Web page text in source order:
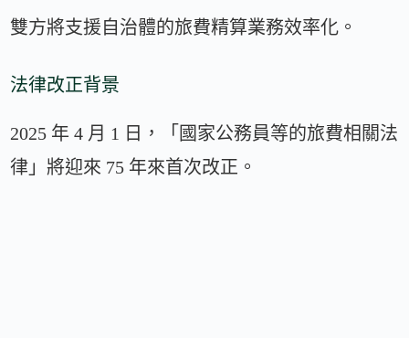
雙方將支援自治體的旅費精算業務效率化。
法律改正背景
2025 年 4 月 1 日，「國家公務員等的旅費相關法
律」將迎來 75 年來首次改正。